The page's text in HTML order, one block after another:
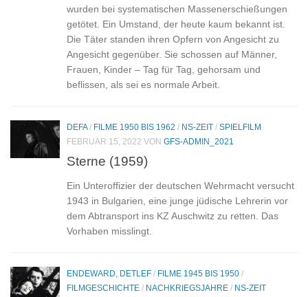
wurden bei systematischen Massenerschießungen
getötet. Ein Umstand, der heute kaum bekannt ist.
Die Täter standen ihren Opfern von Angesicht zu
Angesicht gegenüber. Sie schossen auf Männer,
Frauen, Kinder – Tag für Tag, gehorsam und
beflissen, als sei es normale Arbeit.
DEFA/ FILME 1950 BIS 1962 / NS-ZEIT / SPIELFILM
FEBRUAR 15, 2022 VON GFS-ADMIN_2021
Sterne (1959)
Ein Unteroffizier der deutschen Wehrmacht versucht
1943 in Bulgarien, eine junge jüdische Lehrerin vor
dem Abtransport ins KZ Auschwitz zu retten. Das
Vorhaben misslingt.
ENDEWARD, DETLEF / FILME 1945 BIS 1950 /
FILMGESCHICHTE / NACHKRIEGSJAHRE / NS-ZEIT